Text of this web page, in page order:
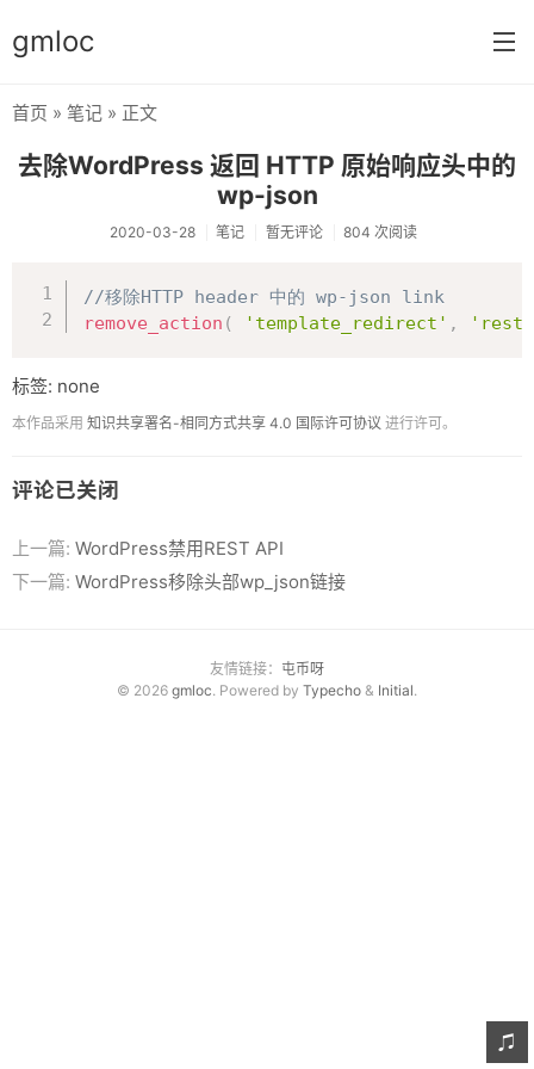
gmloc
笔记
加密
首页 » 笔记 » 正文
去除WordPress 返回 HTTP 原始响应头中的
wp-json
2020-03-28 笔记 暂无评论 804 次阅读
//移除HTTP header 中的 wp-json link
remove_action ( 'template_redirect' ,
标签: none
本作品采用 知识共享署名-相同方式共享 4.0 国际许可协议 进行许可。
评论已关闭
上一篇: WordPress禁用REST API
下一篇: WordPress移除头部wp_json链接
友情链接： 屯币呀
© 2026 gmloc. Powered by Typecho & Initial.